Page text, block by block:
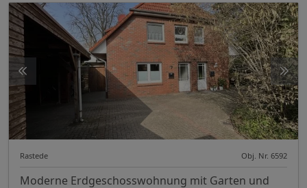
Rastede Obj. Nr. 6592
Moderne Erdgeschosswohnung mit Garten und